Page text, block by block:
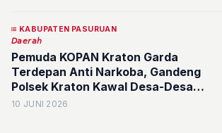
KABUPATEN PASURUAN
𝘋𝘢𝘦𝘳𝘢𝘩
Pemuda KOPAN Kraton Garda
Terdepan Anti Narkoba, Gandeng
Polsek Kraton Kawal Desa-Desa
Bebas Narkotika
10 JUNI 2026